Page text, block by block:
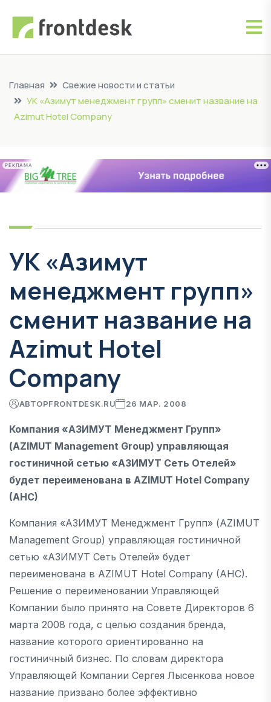
Главная
Свежие новости и статьи
УК «Азимут менеджмент групп» сменит название на
Azimut Hotel Company
РЕКЛАМА
УК «Азимут
менеджмент групп»
сменит название на
Azimut Hotel
Company
АВТОРFRONTDESK.RU 26 МАР. 2008
Компания «АЗИМУТ Менеджмент Групп»
(AZIMUT Management Group) управляющая
гостиничной сетью «АЗИМУТ Сеть Отелей»
будет переименована в AZIMUT Hotel Company
(AHC)
Компания «АЗИМУТ Менеджмент Групп» (AZIMUT
Management Group) управляющая гостиничной
сетью «АЗИМУТ Сеть Отелей» будет
переименована в AZIMUT Hotel Company (AHC).
Решение о переименовании Управляющей
Компании было принято на Совете Директоров 6
марта 2008 года, с целью создания бренда,
название которого ориентированно на
гостиничный бизнес. По словам директора
Управляющей Компании Сергея Лысенкова новое
название призвано более эффективно